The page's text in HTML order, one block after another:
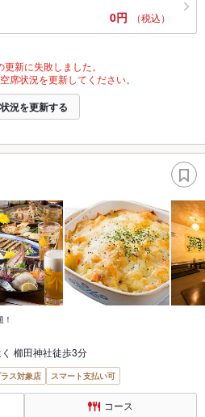
0円 （税込）
新に失敗しました。
席状況を更新してください。
況を更新する
櫛田神社徒歩3分
ス対象店 スマート支払い可
コース